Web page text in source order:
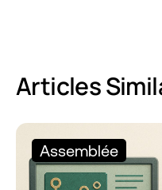
Articles
Assemblée